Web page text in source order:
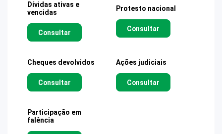
Dívidas ativas e
vencidas
Consultar
Protesto nacional
Consultar
Cheques devolvidos
Consultar
Ações judiciais
Consultar
Participação em
falência